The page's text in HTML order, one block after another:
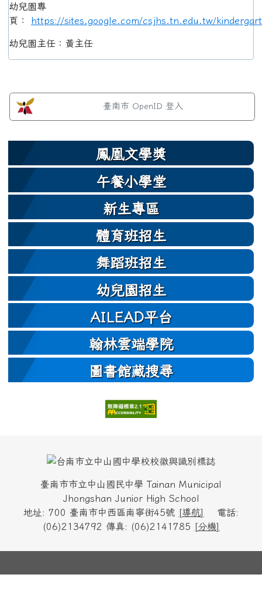
幼兒園專
頁：
https://sites.google.com/csjhs.tn.edu.tw/
幼兒園主任：黃主任
左邊區域內容
臺南市 OpenID 登入
鳳凰文學獎
午餐小學堂
新生專區
體育班招生
舞蹈班招生
幼兒園招生
AILEAD平台
翰林雲端學院
圖書館藏搜尋
頁尾區域內容
臺南市市立中山國民中學 Tainan Municipal
Jhongshan Junior High School
地址: 700 臺南市中西區南寧街45號 [導航]
電話:
(06)2134792 傳真: (06)2141785 [分機]